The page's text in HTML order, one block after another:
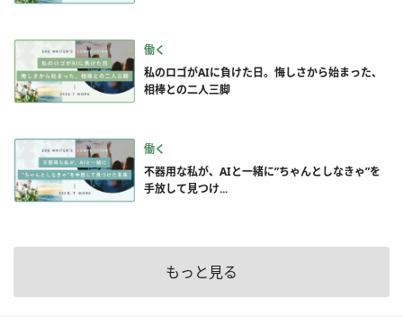
働く
私のロゴがAIに負けた日。悔しさから始まった、
相棒との二人三脚
働く
不器用な私が、AIと一緒に”ちゃんとしなきゃ”を
手放して見つけ...
もっと見る